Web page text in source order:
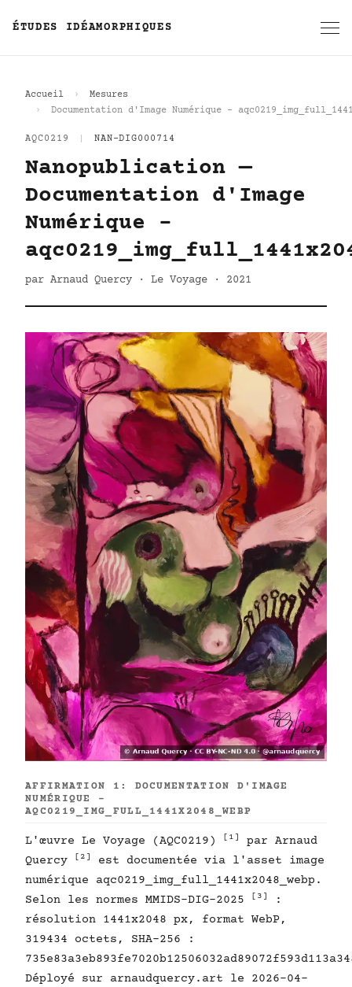
ÉTUDES IDÉAMORPHIQUES
Accueil
Mesures
Documentation d'Image Numérique -
AQC0219 NAN-DIG000714
Nanopublication —
Documentation d'Image
Numérique -
par Arnaud Quercy · Le Voyage · 2021
AFFIRMATION 1: DOCUMENTATION D'IMAGE
NUMÉRIQUE -
AQC0219_IMG_FULL_1441X2048_WEBP
L'œuvre Le Voyage (AQC0219) [1]
par Arnaud
Quercy
[2]
est documentée via l'asset image
numérique aqc0219_img_full_1441x2048_webp.
Selon les normes MMIDS-DIG-2025
[3]
:
résolution 1441x2048 px, format WebP,
319434 octets, SHA-256 :
Déployé sur arnaudquercy.art le 2026-04-